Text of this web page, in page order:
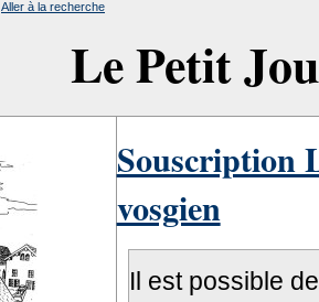
Le Petit
Aller à la recherche
Souscription
vosgien
Il est possible